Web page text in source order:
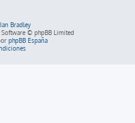
Ian Bradley
© phpBB Limited
phpBB España